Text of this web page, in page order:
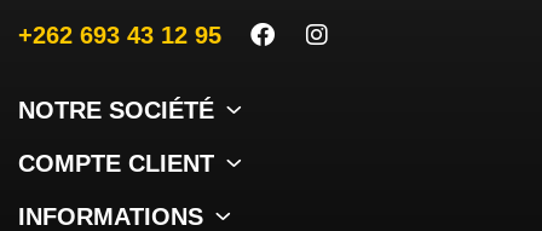
+262 693 43 12 95
NOTRE SOCIÉTÉ
COMPTE CLIENT
INFORMATIONS